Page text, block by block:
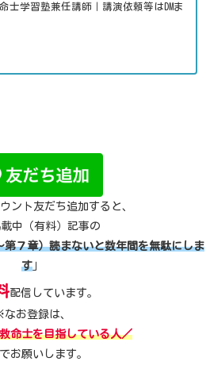
士学習塾兼任講師｜講演依頼等はDMま
ント友だち追加すると、
中（有料）記事の
第７章）読まないと数年間を無駄にしま
す
配信しています。
お登録は、
命士を目指している人／
お願いします。